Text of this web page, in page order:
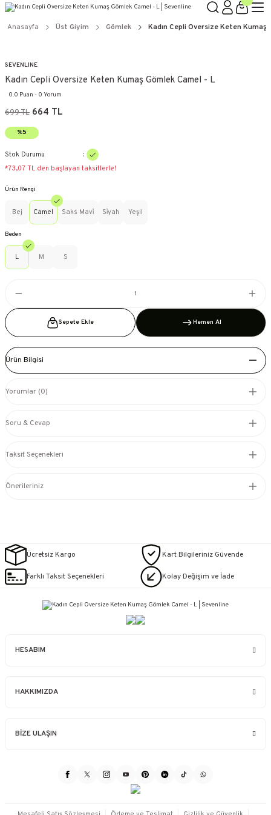
Anasayfa Üst Giyim Gömlek Kadın Cepli Oversize Keten Kumaş
SEVENLINE
Kadın Cepli Oversize Keten Kumaş Gömlek Camel - L
0.0 Puan - 0 Yorum
699 TL 664 TL
%5
Stok Durumu
*73,07 TL den başlayan taksitlerle!
Ürün Rengi
Bej Camel Saks Mavi̇ Si̇yah Yeşil
Beden
L M S
Sepete Ekle Hemen Al
Ürün Bilgisi
Yorumlar (0)
Soru & Cevap
Taksit Seçenekleri
Önerileriniz
Ücretsiz Kargo Kart Bilgileriniz Güvende
Farklı Taksit Seçenekleri Kolay Değişim ve İade
HESABIM
HAKKIMIZDA
BİZE ULAŞIN